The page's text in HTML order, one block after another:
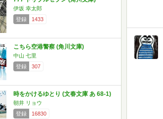
伊坂 幸太郎
登録
1433
こちら空港警察 (角川文庫)
中山 七里
登録
307
時をかけるゆとり (文春文庫 あ 68-1)
朝井 リョウ
登録
16830